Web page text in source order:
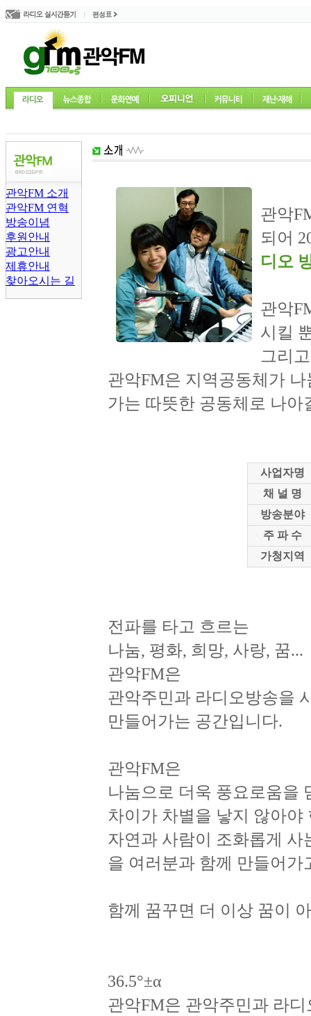
방송프로그램 전체 l
씨네뮤직
관악FM 소개
관악FM 연혁
방송이념
후원안내
광고안내
제휴안내
찾아오시는 길
관악
되어
디오
관악
시킬
그리
관악FM은 지역공동체가
가는 따뜻한 공동체로 나
사업자명
채 널 명
방송분야
주 파 수
가청지역
전파를 타고 흐르는
나눔, 평화, 희망, 사랑, 꿈...
관악FM은
관악주민과 라디오방송을
만들어가는 공간입니다.
관악FM은
나눔으로 더욱 풍요로움을
차이가 차별을 낳지 않아야
자연과 사람이 조화롭게 사
을 여러분과 함께 만들어가
함께 꿈꾸면 더 이상 꿈이
36.5°±α
관악FM은 관악주민과 라